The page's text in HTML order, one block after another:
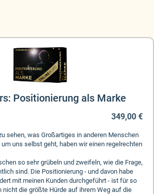
Positionierung als Marke
349,00 €
sehen, was Großartiges in anderen Menschen
uns selbst geht, haben wir einen regelrechten
so sehr grübeln und zweifeln, wie die Frage,
sind. Die Positionierung - und davon habe
mit meinen Kunden durchgeführt - ist für so
nicht die größte Hürde auf ihrem Weg auf die